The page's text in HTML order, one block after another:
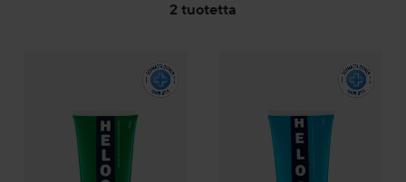
2 tuotetta
SIIRTYÄ JHK SUODATA
6,50 € hudsalva original